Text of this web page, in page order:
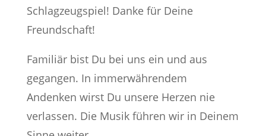
Schlagzeugspiel! Danke für Deine
Freundschaft!
Familiär bist Du bei uns ein und aus
gegangen. In immerwährendem
Andenken wirst Du unsere Herzen nie
verlassen. Die Musik führen wir in Deinem